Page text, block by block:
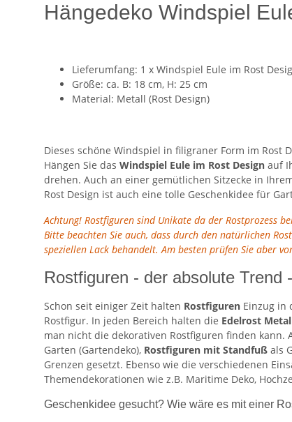
Hängedeko Windspiel
Lieferumfang: 1 x Windspiel Eule im Rost
Größe: ca. B: 18 cm, H: 25 cm
Material: Metall (Rost Design)
Dieses schöne Windspiel in filigraner Form im Rost
Hängen Sie das Windspiel Eule im Rost Design auf
drehen. Auch an einer gemütlichen Sitzecke in
Rost Design ist auch eine tolle Geschenkidee für
Achtung! Rostfiguren sind Unikate da der Rostprozess
Bitte beachten Sie auch, dass durch den natürlichen
speziellen Lack behandelt. Am besten prüfen Sie aber
Rostfiguren - der absolute
Schon seit einiger Zeit halten Rostfiguren Einzug in
Rostfigur. In jeden Bereich halten die Edelrost
man nicht die dekorativen Rostfiguren finden kann.
Garten (Gartendeko), Rostfiguren mit Standfuß als
Grenzen gesetzt. Ebenso wie die verschiedenen
Themendekorationen wie z.B. Maritime Deko,
Geschenkidee gesucht? Wie wäre es mit einer